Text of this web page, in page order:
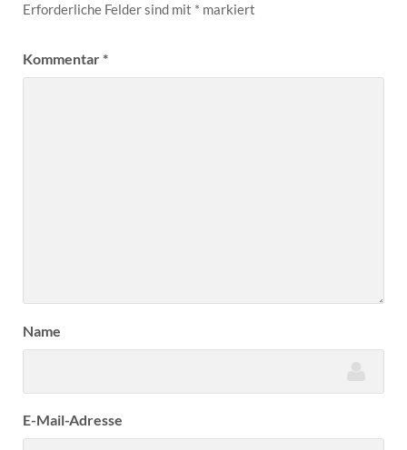
Erforderliche Felder sind mit * markiert
Kommentar*
Name
E-Mail-Adresse